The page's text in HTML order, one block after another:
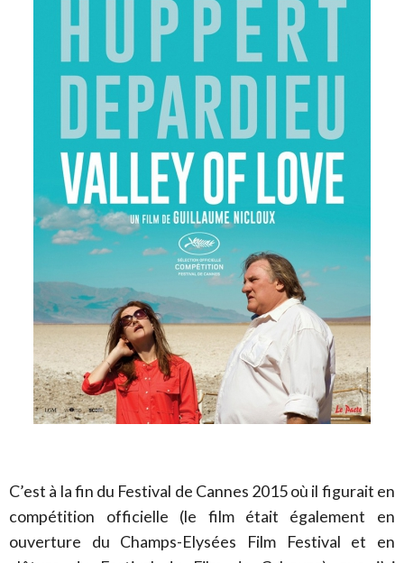
C’est à la fin du Festival de Cannes 2015 où il figurait en
compétition officielle (le film était également en
ouverture du Champs-Elysées Film Festival et en